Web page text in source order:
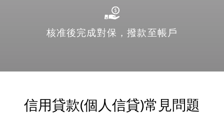
核准後完成對保，撥款至帳戶
信用貸款(個人信貸)常見問題